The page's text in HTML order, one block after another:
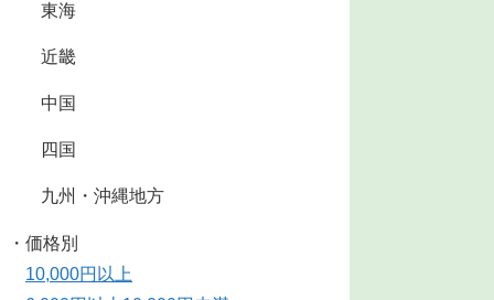
東海
近畿
中国
四国
九州・沖縄地方
・価格別
10,000円以上